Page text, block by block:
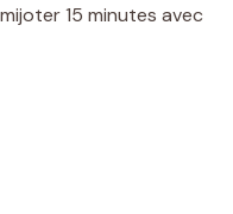
15 minutes avec